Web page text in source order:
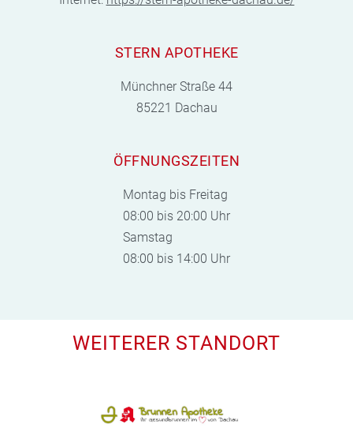
STERN APOTHEKE
Münchner Straße 44
85221 Dachau
ÖFFNUNGSZEITEN
Montag bis Freitag
08:00 bis 20:00 Uhr
Samstag
08:00 bis 14:00 Uhr
WEITERER STANDORT